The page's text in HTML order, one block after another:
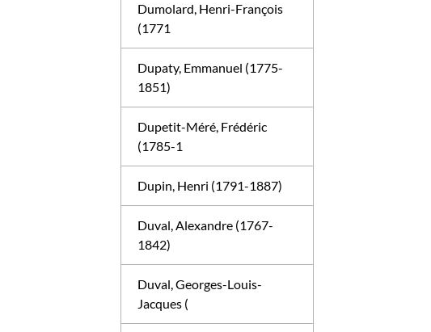
Dumolard, Henri-François
(1771
Dupaty, Emmanuel (1775-
1851)
Dupetit-Méré, Frédéric
(1785-1
Dupin, Henri (1791-1887)
Duval, Alexandre (1767-
1842)
Duval, Georges-Louis-
Jacques (